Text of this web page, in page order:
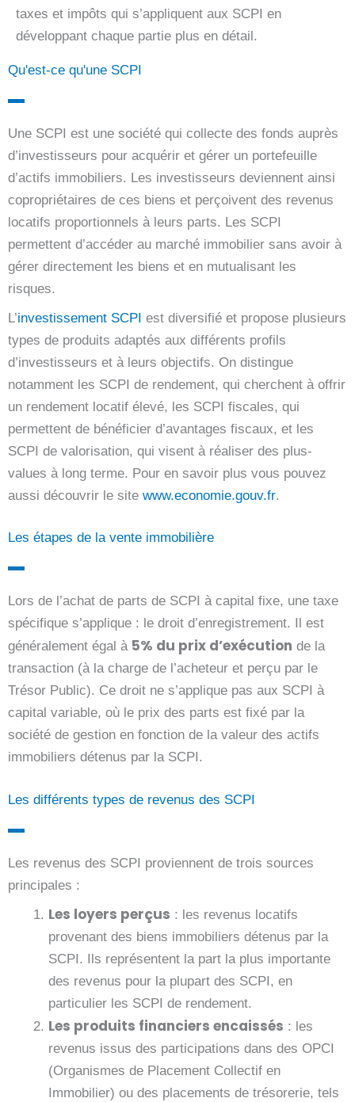
taxes et impôts qui s’appliquent aux SCPI en
développant chaque partie plus en détail.
Qu'est-ce qu'une SCPI
Une SCPI est une société qui collecte des fonds auprès
d’investisseurs pour acquérir et gérer un portefeuille
d’actifs immobiliers. Les investisseurs deviennent ainsi
copropriétaires de ces biens et perçoivent des revenus
locatifs proportionnels à leurs parts. Les SCPI
permettent d’accéder au marché immobilier sans avoir à
gérer directement les biens et en mutualisant les
risques.
L’investissement SCPI est diversifié et propose plusieurs
types de produits adaptés aux différents profils
d’investisseurs et à leurs objectifs. On distingue
notamment les SCPI de rendement, qui cherchent à offrir
un rendement locatif élevé, les SCPI fiscales, qui
permettent de bénéficier d’avantages fiscaux, et les
SCPI de valorisation, qui visent à réaliser des plus-
values à long terme. Pour en savoir plus vous pouvez
aussi découvrir le site www.economie.gouv.fr.
Les étapes de la vente immobilière
Lors de l’achat de parts de SCPI à capital fixe, une taxe
spécifique s’applique : le droit d’enregistrement. Il est
généralement égal à 5% du prix d’exécution de la
transaction (à la charge de l’acheteur et perçu par le
Trésor Public). Ce droit ne s’applique pas aux SCPI à
capital variable, où le prix des parts est fixé par la
société de gestion en fonction de la valeur des actifs
immobiliers détenus par la SCPI.
Les différents types de revenus des SCPI
Les revenus des SCPI proviennent de trois sources
principales :
Les loyers perçus : les revenus locatifs
provenant des biens immobiliers détenus par la
SCPI. Ils représentent la part la plus importante
des revenus pour la plupart des SCPI, en
particulier les SCPI de rendement.
Les produits financiers encaissés : les
revenus issus des participations dans des OPCI
(Organismes de Placement Collectif en
Immobilier) ou des placements de trésorerie, tels